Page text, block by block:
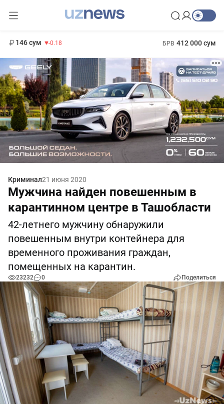
146 сум -0.18 БРВ 412 000 сум
Криминал21 июня 2020
Мужчина найден повешенным в
карантинном центре в Ташобласти
42-летнего мужчину обнаружили
повешенным внутри контейнера для
временного проживания граждан,
помещенных на карантин.
23232 0 Поделиться